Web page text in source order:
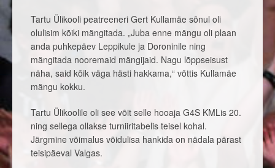
Tartu Ülikooli peatreeneri Gert Kullamäe sõnul oli
olulisim kõiki mängitada. „Juba enne mängu oli plaan
anda puhkepäev Leppikule ja Doroninile ning
mängitada nooremaid mängijaid. Nagu lõppseisust
näha, said kõik väga hästi hakkama,“ võttis Kullamäe
mängu kokku.
Tartu Ülikoolile oli see võit selle hooaja G4S KMLis 20.
ning sellega ollakse turniiritabelis teisel kohal.
Järgmine võimalus võidulisa hankida on nädala pärast
teisipäeval Valgas.